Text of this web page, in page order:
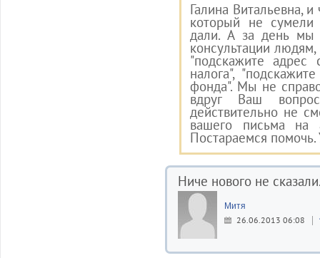
Галина Витальевна,
который не сумели
дали. А за день мы
консультации
"подскажите адрес
налога",
фонда". Мы не
вдруг Ваш
действительно не
вашего письма на
Постараемся
Ниче нового не
Митя
26.06.2013 06:08